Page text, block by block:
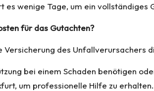
es wenige Tage, um ein
für das Gutachten?
des Unfallverursachers
bei einem Schaden benötigen
um professionelle Hilfe zu erhalten.